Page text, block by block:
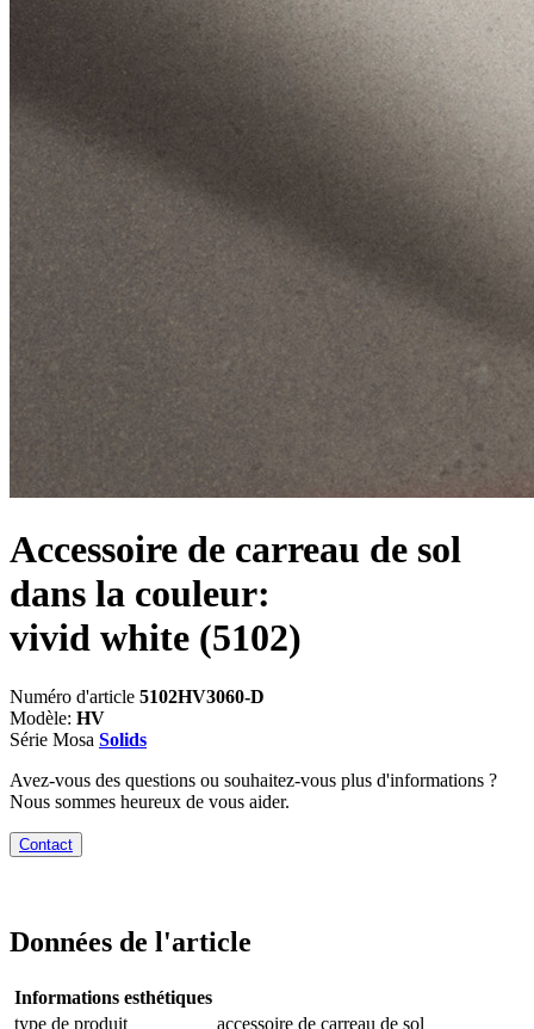
Accessoire de carreau de sol
dans la couleur:
vivid white (5102)
Numéro d'article 5102HV3060-D
Modèle: HV
Série Mosa Solids
Avez-vous des questions ou souhaitez-vous plus d'informations ?
Nous sommes heureux de vous aider.
Contact
Données de l'article
Informations esthétiques
type de produit
accessoire de carreau de sol